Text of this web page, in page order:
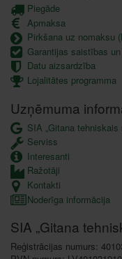
Piegāde
Apmaksa
Pirkšana uz nomaksu
Garantijas saistības
Datu aizsardzība
Lojalitātes programma
Uzņēmuma
SIA „Gitana tehniskais
Serviss
Interesanti
Ražotāji
Kontakti
Noderīga informācija
SIA „Gitana
Reģistrācijas numurs: